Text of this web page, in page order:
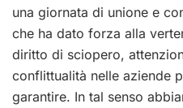
una giornata di unione e
che ha dato forza alla
diritto di sciopero,
conflittualità nelle aziende
garantire. In tal senso